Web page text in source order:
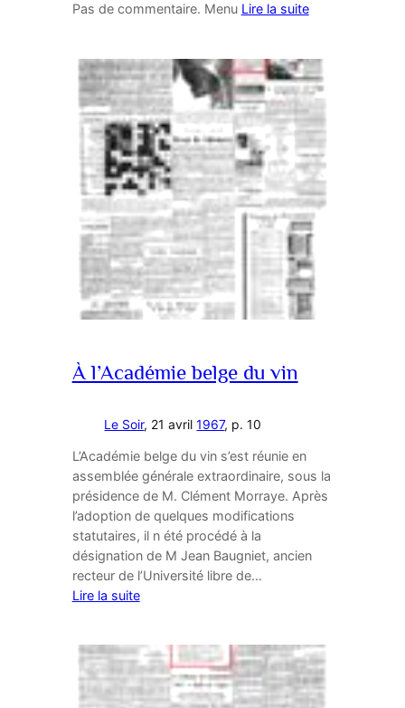
Pas de commentaire. Menu Lire la suite
À l’Académie belge du vin
Le Soir, 21 avril1967, p. 10
L’Académie belge du vin s’est réunie en
assemblée générale extraordinaire, sous la
présidence de M. Clément Morraye. Après
l’adoption de quelques modifications
statutaires, il n été procédé à la
désignation de M Jean Baugniet, ancien
recteur de l’Université libre de…
Lire la suite